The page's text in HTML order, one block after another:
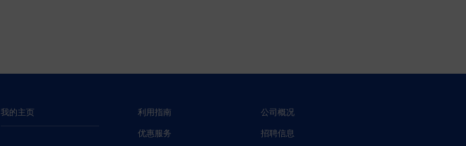
我的主页 利用指南
优惠服务
公司概况
招聘信息